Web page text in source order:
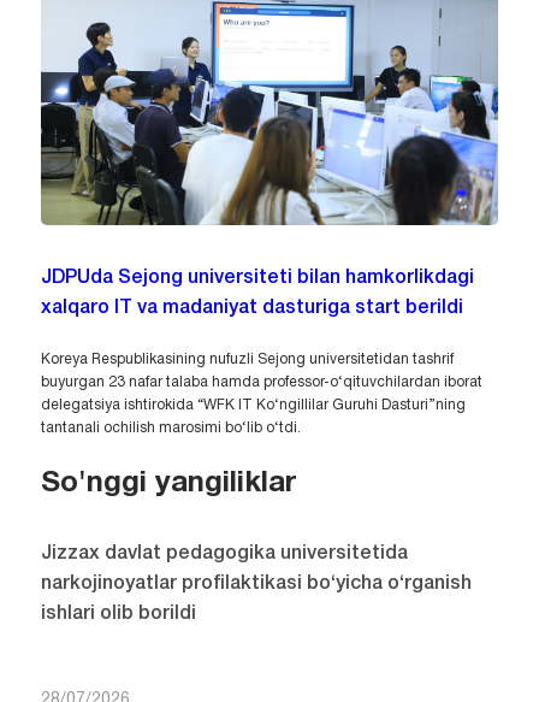
JDPUda Sejong universiteti bilan hamkorlikdagi
xalqaro IT va madaniyat dasturiga start berildi
Koreya Respublikasining nufuzli Sejong universitetidan tashrif
buyurgan 23 nafar talaba hamda professor-o‘qituvchilardan iborat
delegatsiya ishtirokida “WFK IT Ko‘ngillilar Guruhi Dasturi”ning
tantanali ochilish marosimi bo‘lib o‘tdi.
So'nggi yangiliklar
Jizzax davlat pedagogika universitetida
narkojinoyatlar profilaktikasi bo‘yicha o‘rganish
ishlari olib borildi